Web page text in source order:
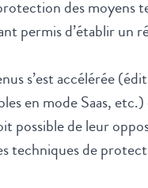
des moyens
permis d’établir un
s’est accélérée
en mode Saas,
possible de leur
techniques de